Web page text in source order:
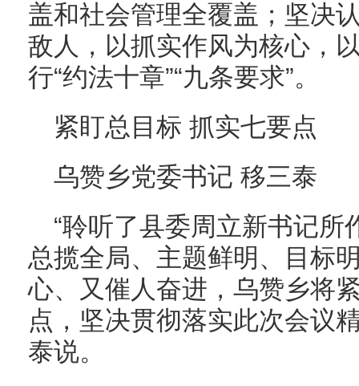
盖和社会管理全覆盖；坚决
敌人，以抓实作风为核心，
行“约法十章”“九条要求”。
紧盯总目标 抓实七要点
乌赞乡党委书记 移三泰
“聆听了县委周立新书记
总揽全局、主题鲜明、目标
心、又催人奋进，乌赞乡将
点，坚决贯彻落实此次会议
泰说。